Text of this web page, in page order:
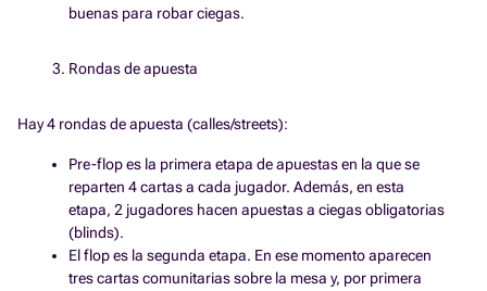
buenas para robar ciegas.
Rondas de apuesta
Hay 4 rondas de apuesta (calles/streets):
Pre-flop es la primera etapa de apuestas en la que se
reparten 4 cartas a cada jugador. Además, en esta
etapa, 2 jugadores hacen apuestas a ciegas obligatorias
(blinds).
El flop es la segunda etapa. En ese momento aparecen
tres cartas comunitarias sobre la mesa y, por primera